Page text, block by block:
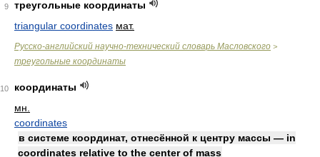
9
треугольные координаты
triangular coordinates мат.
Русско-английский научно-технический словарь Масловского >
треугольные координаты
10
координаты
мн.
coordinates
в системе координат, отнесённой к центру массы — in
coordinates relative to the center of mass